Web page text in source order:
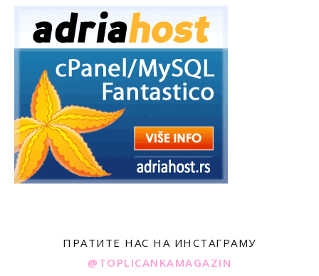
ПРАТИТЕ НАС НА ИНСТАГРАМУ
@TOPLICANKAMAGAZIN